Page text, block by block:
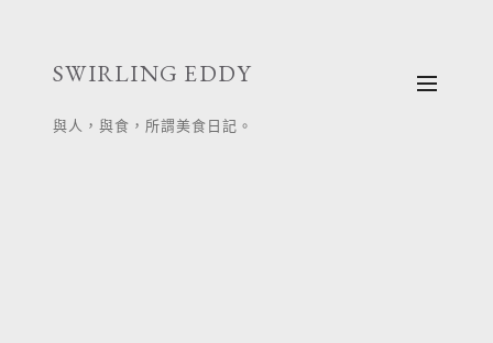
SWIRLING EDDY
與人，與食，所謂美食日記。